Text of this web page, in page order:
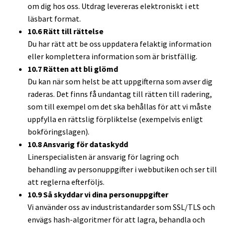
om dig hos oss. Utdrag levereras elektroniskt i ett
läsbart format.
10.6 Rätt till rättelse
Du har rätt att be oss uppdatera felaktig information
eller komplettera information som är bristfällig.
10.7 Rätten att bli glömd
Du kan när som helst be att uppgifterna som avser dig
raderas. Det finns få undantag till rätten till radering,
som till exempel om det ska behållas för att vi måste
uppfylla en rättslig förpliktelse (exempelvis enligt
bokföringslagen).
10.8 Ansvarig för dataskydd
Linerspecialisten är ansvarig för lagring och
behandling av personuppgifter i webbutiken och ser till
att reglerna efterföljs.
10.9 Så skyddar vi dina personuppgifter
Vi använder oss av industristandarder som SSL/TLS och
envägs hash-algoritmer för att lagra, behandla och